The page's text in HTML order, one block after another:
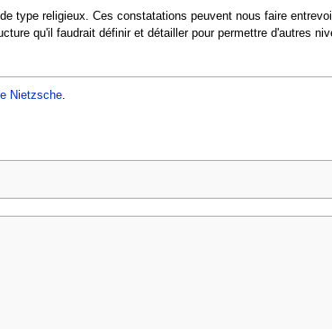
type religieux. Ces constatations peuvent nous faire
qu'il faudrait définir et détailler pour permettre d'autres
Nietzsche.